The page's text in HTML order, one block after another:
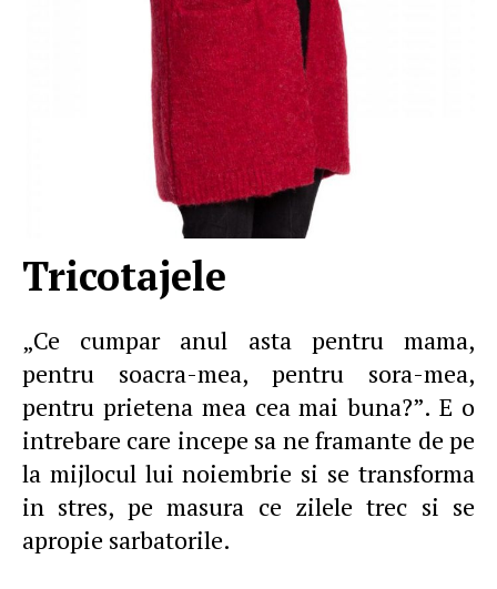
Tricotajele
„Ce cumpar anul asta pentru mama,
pentru soacra-mea, pentru sora-mea,
pentru prietena mea cea mai buna?”. E o
intrebare care incepe sa ne framante de pe
la mijlocul lui noiembrie si se transforma
in stres, pe masura ce zilele trec si se
apropie sarbatorile.